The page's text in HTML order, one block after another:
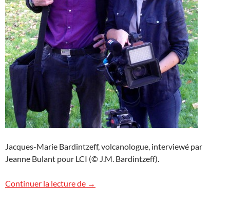
Jacques-Marie Bardintzeff, volcanologue, interviewé par
Jeanne Bulant pour LCI (© J.M. Bardintzeff).
Continuer la lecture de Le « réveil » de Yellowstone sur LCI
→